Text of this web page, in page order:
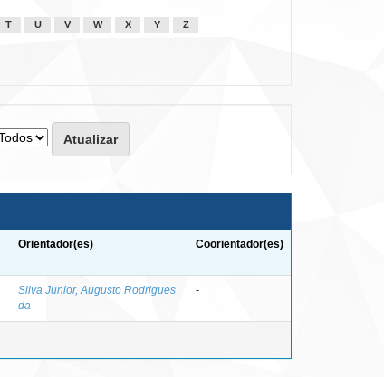
T U V W X Y Z
Orientador(es) Coorientador(es)
Silva Junior, Augusto Rodrigues
da
-